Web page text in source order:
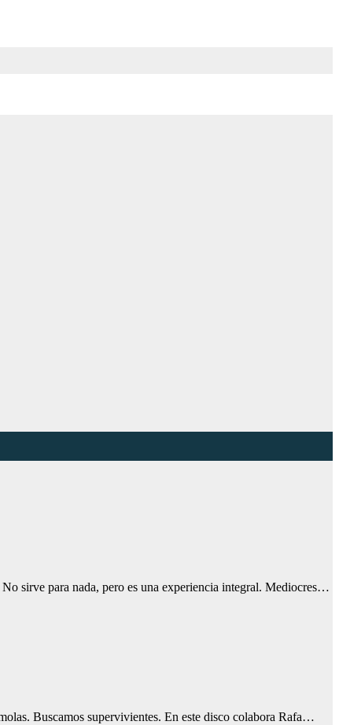
sirve para nada, pero es una experiencia integral. Mediocres…
Buscamos supervivientes. En este disco colabora Rafa…